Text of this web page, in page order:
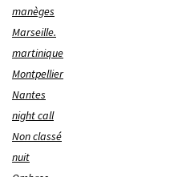
manèges
Marseille.
martinique
Montpellier
Nantes
night call
Non classé
nuit